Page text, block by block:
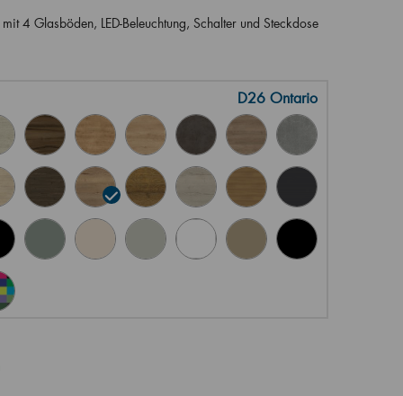
4 Glasböden, LED-Beleuchtung, Schalter und Steckdose
D26 Ontario